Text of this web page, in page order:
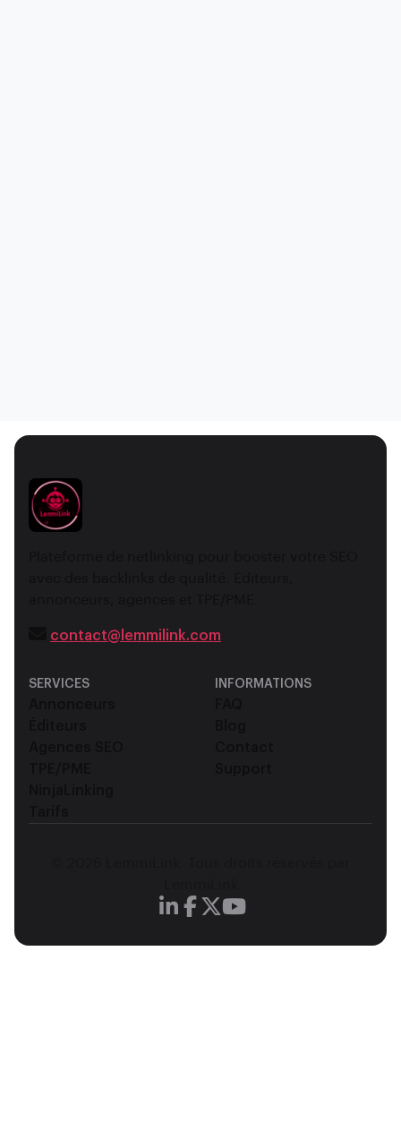
contact@lemmilink.com
SERVICES INFORMATIONS